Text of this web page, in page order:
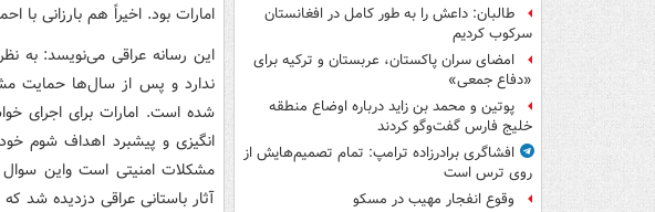
طالبان: داعش را به طور کامل در افغانستان
سرکوب کردیم
امضای سران پاکستان، عربستان و ترکیه برای
«دفاع جمعی»
پوتین و محمد بن زاید درباره اوضاع منطقه
خلیج فارس گفت‌وگو کردند
افشاگری برادرزاده ترامپ: تمام تصمیم‌هایش از
روی ترس است
وقوع انفجار مهیب در مسکو
امارات بود. اخیراً هم بارزانی با
این رسانه عراقی می‌نویسد: به
ندارد و پس از سال‌ها حمایت
شده است. امارات برای اجرای
انگیزی و پیشبرد اهداف شوم
مشکلات امنیتی است واین سوال
آثار باستانی عراقی دزدیده شد